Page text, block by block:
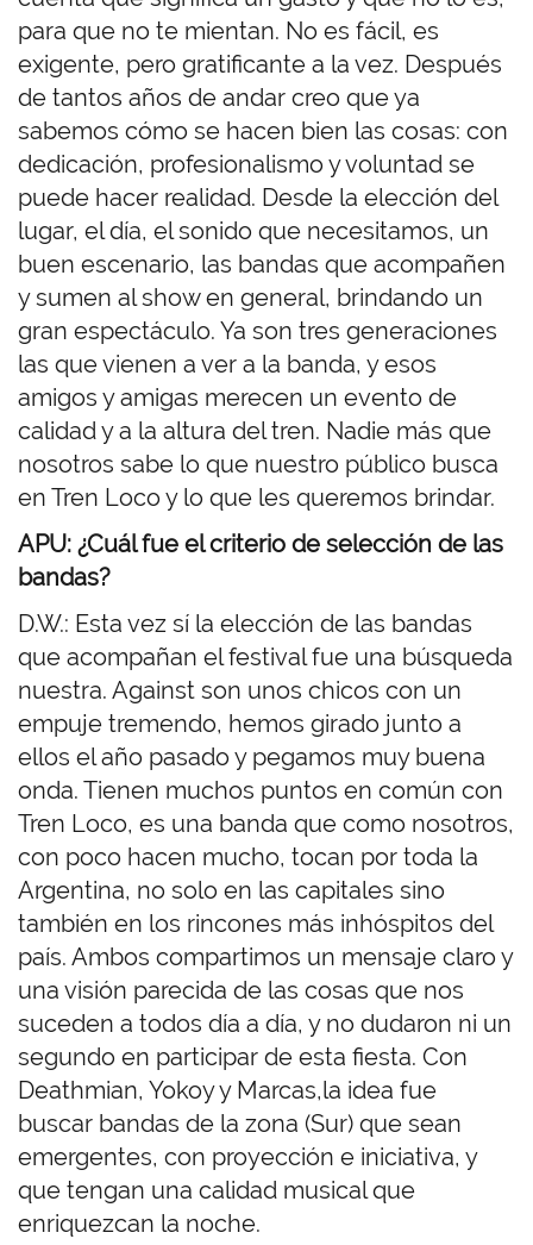
para que no te mientan. No es fácil, es
exigente, pero gratificante a la vez. Después
de tantos años de andar creo que ya
sabemos cómo se hacen bien las cosas: con
dedicación, profesionalismo y voluntad se
puede hacer realidad. Desde la elección del
lugar, el día, el sonido que necesitamos, un
buen escenario, las bandas que acompañen
y sumen al show en general, brindando un
gran espectáculo. Ya son tres generaciones
las que vienen a ver a la banda, y esos
amigos y amigas merecen un evento de
calidad y a la altura del tren. Nadie más que
nosotros sabe lo que nuestro público busca
en Tren Loco y lo que les queremos brindar.
APU: ¿Cuál fue el criterio de selección de las
bandas?
D.W.: Esta vez sí la elección de las bandas
que acompañan el festival fue una búsqueda
nuestra. Against son unos chicos con un
empuje tremendo, hemos girado junto a
ellos el año pasado y pegamos muy buena
onda. Tienen muchos puntos en común con
Tren Loco, es una banda que como nosotros,
con poco hacen mucho, tocan por toda la
Argentina, no solo en las capitales sino
también en los rincones más inhóspitos del
país. Ambos compartimos un mensaje claro y
una visión parecida de las cosas que nos
suceden a todos día a día, y no dudaron ni un
segundo en participar de esta fiesta. Con
Deathmian, Yokoy y Marcas,la idea fue
buscar bandas de la zona (Sur) que sean
emergentes, con proyección e iniciativa, y
que tengan una calidad musical que
enriquezcan la noche.